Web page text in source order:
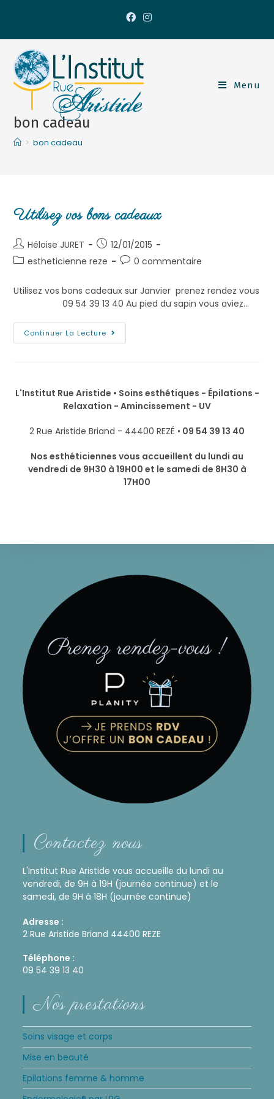
Menu
bon cadeau
> bon cadeau
Utilisez vos bons cadeaux
Héloise JURET
12/01/2015
estheticienne reze
0 commentaire
Utilisez vos bons cadeaux sur Janvier prenez rendez vous
09 54 39 13 40 Au pied du sapin vous aviez…
Continuer La Lecture
L'Institut Rue Aristide • Soins esthétiques - Épilations -
Relaxation - Amincissement - UV
2 Rue Aristide Briand - 44400 REZÉ • 09 54 39 13 40
Nos esthéticiennes vous accueillent du lundi au
vendredi de 9H30 à 19H00 et le samedi de 8H30 à
17H00
Contactez nous
L'Institut Rue Aristide vous accueille du lundi au
vendredi, de 9H à 19H (journée continue) et le
samedi, de 9H à 18H (journée continue)
Adresse :
2 Rue Aristide Briand 44400 REZE
Téléphone :
09 54 39 13 40
Nos prestations
Soins visage et corps
Mise en beauté
Epilations femme & homme